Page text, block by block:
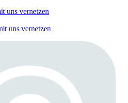
uns vernetzen
uns vernetzen